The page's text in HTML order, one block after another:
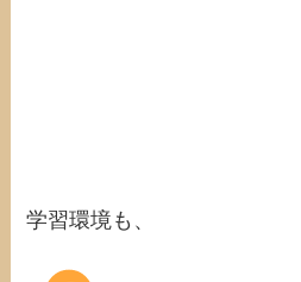
学習環境も、